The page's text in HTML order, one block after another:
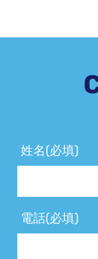
姓名(必填)
電話(必填)